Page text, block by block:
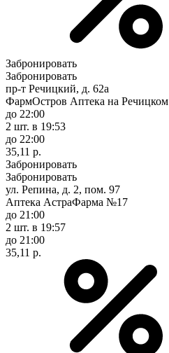
Забронировать
Забронировать
пр-т Речицкий, д. 62а
ФармОстров Аптека на Речицком
до 22:00
2 шт. в 19:53
до 22:00
35,11 р.
Забронировать
Забронировать
ул. Репина, д. 2, пом. 97
Аптека АстраФарма №17
до 21:00
2 шт. в 19:57
до 21:00
35,11 р.